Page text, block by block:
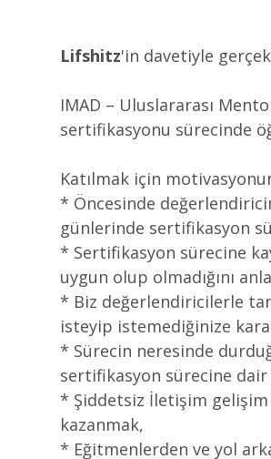
Lifshitz'in davetiyle
IMAD – Uluslararası
sertifikasyonu sürecinde
Katılmak için
* Öncesinde
günlerinde sertifikasyon
* Sertifikasyon sürecine
uygun olup olmadığını
* Biz değerlendiricilerle
isteyip istemediğinize
* Sürecin neresinde
sertifikasyon sürecine
* Şiddetsiz İletişim gelişim
kazanmak,
* Eğitmenlerden ve yol